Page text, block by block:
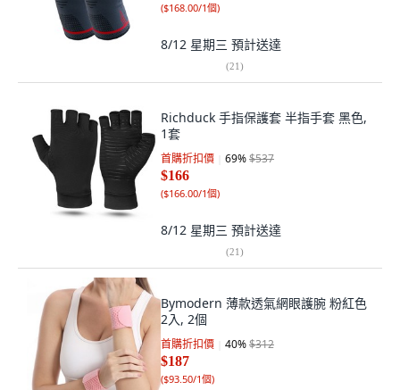
($168.00/1個)
8/12 星期三 預計送達
(21)
Richduck 手指保護套 半指手套 黑色,
1套
首購折扣價 69%$537
$166
($166.00/1個)
8/12 星期三 預計送達
(21)
Bymodern 薄款透氣網眼護腕 粉紅色
2入, 2個
首購折扣價 40%$312
$187
($93.50/1個)